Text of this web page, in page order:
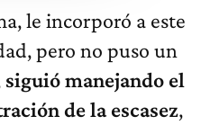
le incorporó a este
pero no puso un
siguió manejando el
de la escasez,